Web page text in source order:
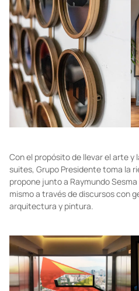
Con el propósito de llevar el arte y
suites, Grupo Presidente toma la
propone junto a Raymundo
mismo a través de discursos con
arquitectura y pintura.